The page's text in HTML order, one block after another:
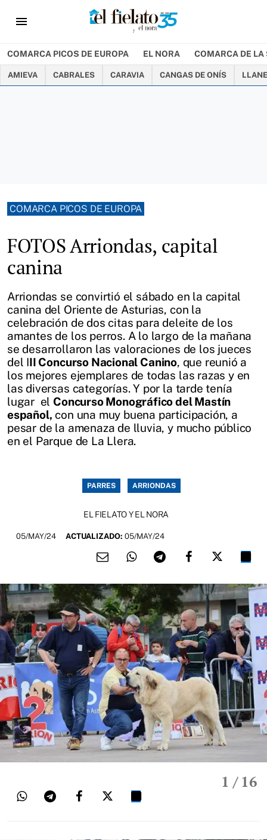
menu
COMARCA PICOS DE EUROPA EL NORA COMARCA DE LA
AMIEVA CABRALES CARAVIA CANGAS DE ONÍS
COMARCA PICOS DE EUROPA
FOTOS Arriondas, capital
canina
Arriondas se convirtió el sábado en la capital
canina del Oriente de Asturias, con la
celebración de dos citas para deleite de los
amantes de los perros. A lo largo de la mañana
se desarrollaron las valoraciones de los jueces
del III Concurso Nacional Canino, que reunió a
los mejores ejemplares de todas las razas y en
las diversas categorías. Y por la tarde tenía
lugar el Concurso Monográfico del Mastín
español, con una muy buena participación, a
pesar de la amenaza de lluvia, y mucho público
en el Parque de La Llera.
PARRES ARRIONDAS
EL FIELATO Y EL NORA
05/MAY/24 ACTUALIZADO: 05/MAY/24
1 / 16